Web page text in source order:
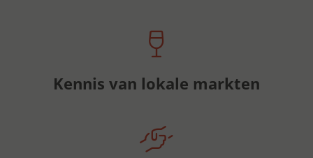
Kennis van lokale markten